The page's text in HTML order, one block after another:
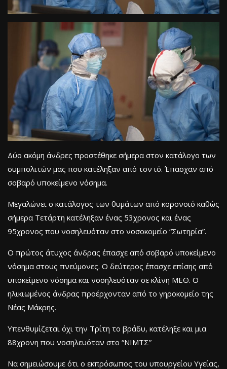
Δύο ακόμη άνδρες προστέθηκε σήμερα στον κατάλογο των
συμπολιτών μας που κατέληξαν από τον ιό. Έπασχαν από
σοβαρό υποκείμενο νόσημα.
Μεγαλώνει ο κατάλογος των θυμάτων από κορονοϊό καθώς
σήμερα Τετάρτη κατέληξαν ένας 53χρονος και ένας
95χρονος που νοσηλευόταν στο νοσοκομείο “Σωτηρία”.
Ο πρώτος άτυχος άνδρας έπασχε από σοβαρό υποκείμενο
νόσημα στους πνεύμονες. Ο δεύτερος έπασχε επίσης από
υποκείμενο νόσημα και νοσηλευόταν σε κλίνη ΜΕΘ. Ο
ηλικιωμένος άνδρας προέρχονταν από το γηροκομείο της
Νέας Μάκρης.
Υπενθυμίζεται όχι την Τρίτη το βράδυ, κατέληξε και μια
88χρονη που νοσηλευόταν στο “ΝΙΜΤΣ”
Να σημειώσουμε ότι ο εκπρόσωπος του υπουργείου Υγείας,